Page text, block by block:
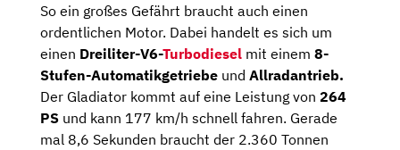
So ein großes Gefährt braucht auch einen
ordentlichen Motor. Dabei handelt es sich um
einen Dreiliter-V6-Turbodiesel mit einem 8-
Stufen-Automatikgetriebe und Allradantrieb.
Der Gladiator kommt auf eine Leistung von 264
PS und kann 177 km/h schnell fahren. Gerade
mal 8,6 Sekunden braucht der 2.360 Tonnen